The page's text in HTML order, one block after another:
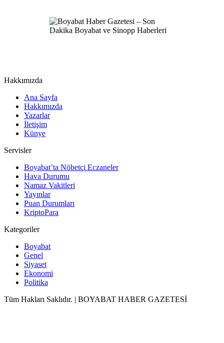
Hakkımızda
Ana Sayfa
Hakkımızda
Yazarlar
İletişim
Künye
Servisler
Boyabat’ta Nöbetçi Eczaneler
Hava Durumu
Namaz Vakitleri
Yayınlar
Puan Durumları
KriptoPara
Kategoriler
Boyabat
Genel
Siyaset
Ekonomi
Politika
Tüm Hakları Saklıdır. | BOYABAT HABER GAZETESİ